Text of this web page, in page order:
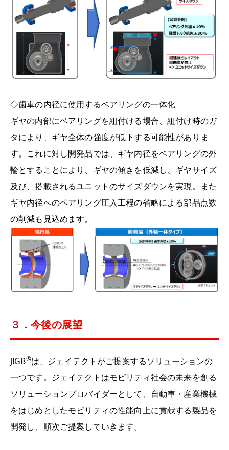
◇歯車の内径に使用するベアリングの一体化
ギヤの内部にベアリングを組付ける場合、組付け時のガ
タにより、ギヤ全体の強度が低下する可能性がありま
す。これに対し開発品では、ギヤ内径をベアリングの外
輪とすることにより、ギヤの傾きを低減し、ギヤサイズ
及び、搭載されるユニットのサイズダウンを実現。また
ギヤ内径へのベアリング圧入工程の省略による部品点数
の削減も見込めます。
３．今後の展望
JIGB®は、ジェイテクトがご提案するソリューションの
一つです。ジェイテクトはモビリティ社会の未来を創る
ソリューションプロバイダーとして、自動車・産業機械
をはじめとしたモビリティの性能向上に貢献する製品を
開発し、順次ご提案していきます。